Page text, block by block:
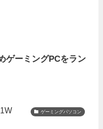
ゲーミングPCをラン
ゲーミングパソコン